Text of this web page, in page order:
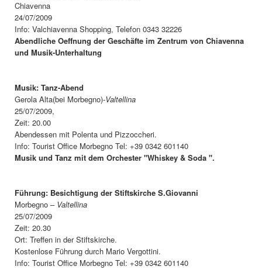
Chiavenna
24/07/2009
Info: Valchiavenna Shopping, Telefon 0343 32226
Abendliche Oeffnung der Geschäfte im Zentrum von Chiavenna
und Musik-Unterhaltung
Musik: Tanz-Abend
Gerola Alta(bei Morbegno)-Valtellina
25/07/2009,
Zeit: 20.00
Abendessen mit Polenta und Pizzoccheri.
Info: Tourist Office Morbegno Tel: +39 0342 601140
Musik und Tanz mit dem Orchester "Whiskey & Soda ".
Führung: Besichtigung der Stiftskirche S.Giovanni
Morbegno – Valtellina
25/07/2009
Zeit: 20.30
Ort: Treffen in der Stiftskirche.
Kostenlose Führung durch Mario Vergottini.
Info: Tourist Office Morbegno Tel: +39 0342 601140